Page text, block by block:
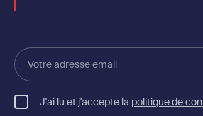
Votre
adresse
email
J'ai lu et j'accepte la politique de